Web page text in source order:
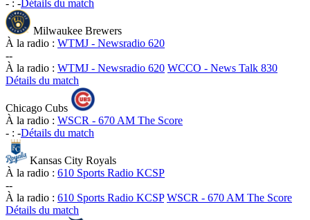
- : - Détails du match
Milwaukee Brewers
À la radio : WTMJ - Newsradio 620
--
À la radio : WTMJ - Newsradio 620 WCCO - News Talk 830
Détails du match
Chicago Cubs
À la radio : WSCR - 670 AM The Score
- : -Détails du match
Kansas City Royals
À la radio : 610 Sports Radio KCSP
--
À la radio : 610 Sports Radio KCSP WSCR - 670 AM The Score
Détails du match